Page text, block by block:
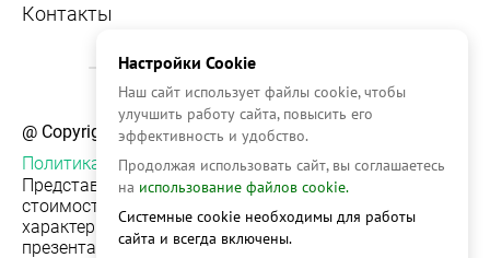
Контакты
@ Copyright, 2026 OFFICE NAVIGATOR
Политика конфиденциальности
Представленная на сайте информация, в т.ч.
стоимости объектов, носит информационный
характер и не является публичной офертой. Условия
презентации объекта недвижимости на сервисе
Настройки Cookie
Наш сайт использует файлы cookie, чтобы
улучшить работу сайта, повысить его
эффективность и удобство.
Продолжая использовать сайт, вы соглашаетесь
на использование файлов cookie.
Системные cookie необходимы для работы
сайта и всегда включены.